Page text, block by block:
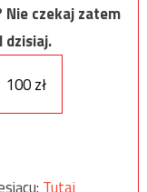
czekaj zatem
dzisiaj.
100 zł